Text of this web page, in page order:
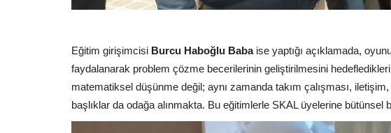
Eğitim girişimcisi Burcu Haboğlu Babaise yaptığı açıklamada,
faydalanarak problem çözme becerilerinin geliştirilmesini
matematiksel düşünme değil; aynı zamanda takım çalışması,
başlıklar da odağa alınmakta. Bu eğitimlerle SKAL üyelerine bütünsel